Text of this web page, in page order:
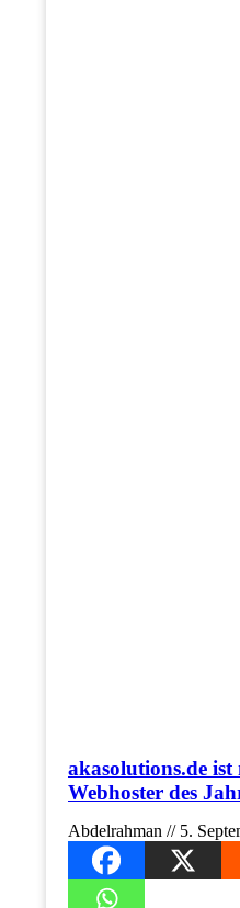
akasolutions.de
Webhoster des
Abdelrahman 5.